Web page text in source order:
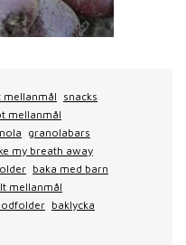
mellanmål
snacks
mellanmål
granolabars
my breath away
baka med barn
mellanmål
baklycka